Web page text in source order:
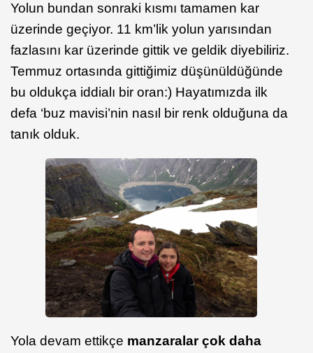
Yolun bundan sonraki kısmı tamamen kar
üzerinde geçiyor. 11 km’lik yolun yarısından
fazlasını kar üzerinde gittik ve geldik diyebiliriz.
Temmuz ortasında gittiğimiz düşünüldüğünde
bu oldukça iddialı bir oran:) Hayatımızda ilk
defa ‘buz mavisi’nin nasıl bir renk olduğuna da
tanık olduk.
Yola devam ettikçe manzaralar çok daha